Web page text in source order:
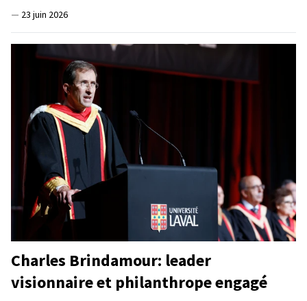
— 23 juin 2026
Charles Brindamour: leader
visionnaire et philanthrope engagé